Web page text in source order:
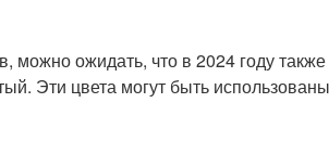
можно ожидать, что в 2024 году
Эти цвета могут быть